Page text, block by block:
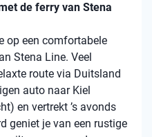
de ferry van Stena
op een comfortabele
Stena Line. Veel
route via Duitsland
auto naar Kiel
en vertrekt ’s avonds
geniet je van een rustige